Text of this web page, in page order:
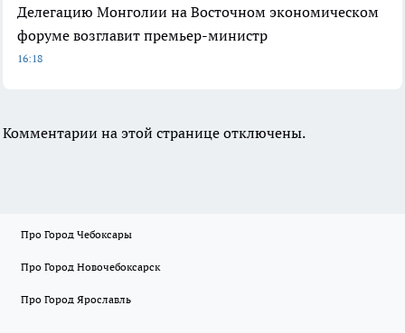
Делегацию Монголии на Восточном экономическом
форуме возглавит премьер-министр
16:18
Комментарии на этой странице отключены.
Про Город Чебоксары
Про Город Новочебоксарск
Про Город Ярославль